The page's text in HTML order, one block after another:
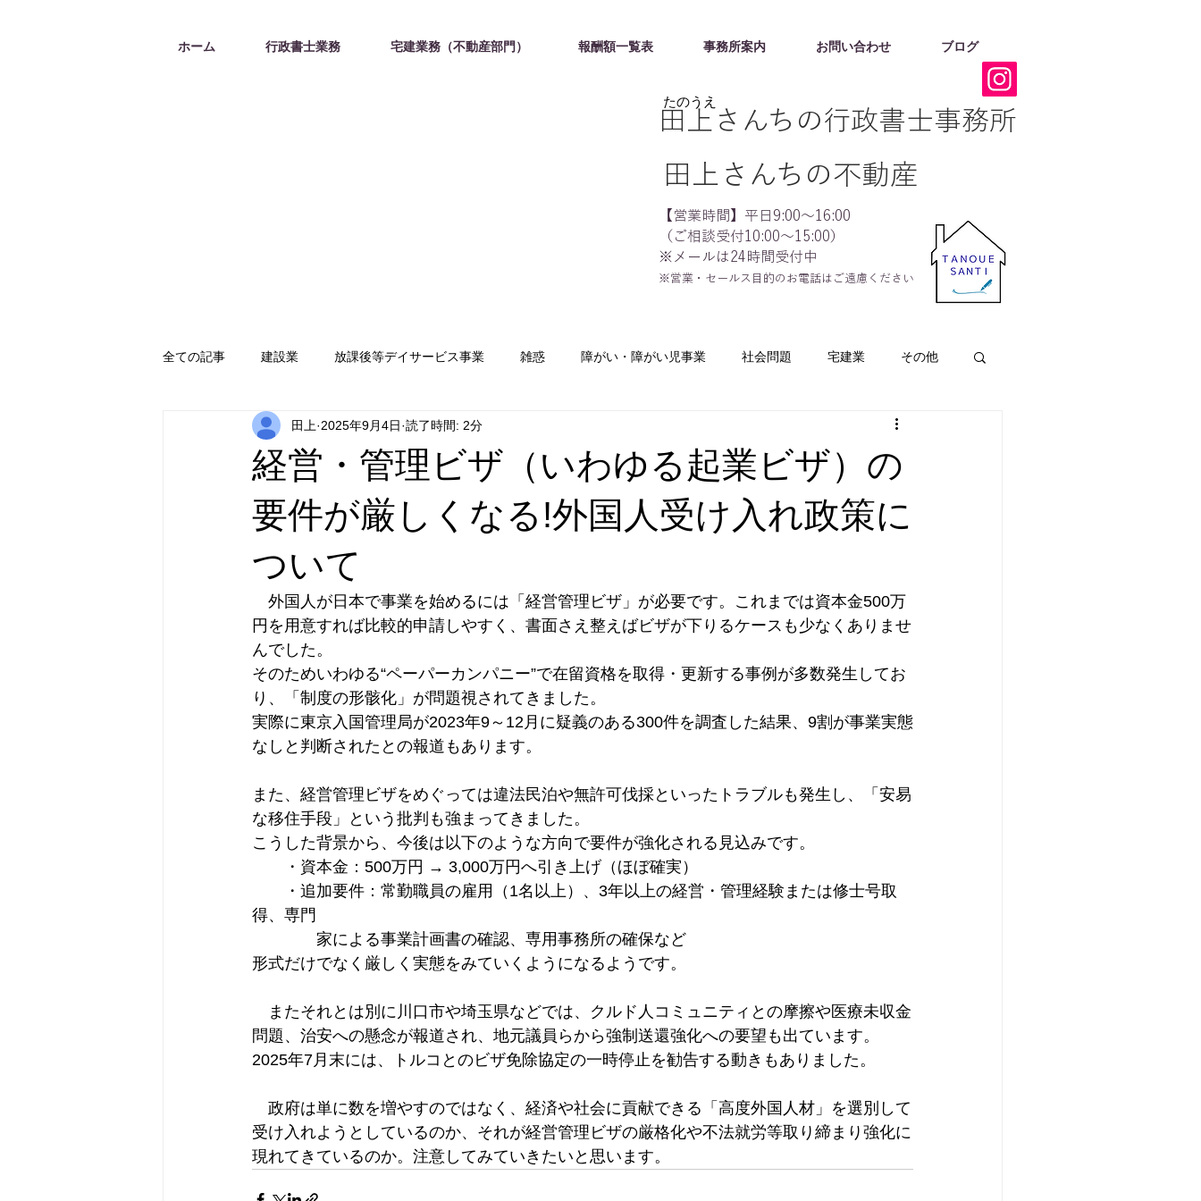
ホーム 行政書士業務 宅建業務（不動産部門） 報酬額一覧表 事務所案内 お問い合わせ ブログ
田上さんちの行政書士事務所
たのうえ
全ての記事 建設業 放課後等デイサービス事業 雑惑 障がい・障がい児事業 社会問題 宅建業 その他
経営・管理ビザ（いわゆる起業ビザ）の
要件が厳しくなる!外国人受け入れ政策に
ついて
田上 2025年9月4日 読了時間: 2分
外国人が日本で事業を始めるには「経営管理ビザ」が必要です。これまでは資本金500万
円を用意すれば比較的申請しやすく、書面さえ整えばビザが下りるケースも少なくありませ
んでした。
そのためいわゆる“ペーパーカンパニー”で在留資格を取得・更新する事例が多数発生してお
り、「制度の形骸化」が問題視されてきました。
実際に東京入国管理局が2023年9～12月に疑義のある300件を調査した結果、9割が事業実態
なしと判断されたとの報道もあります。
また、経営管理ビザをめぐっては違法民泊や無許可伐採といったトラブルも発生し、「安易
な移住手段」という批判も強まってきました。
こうした背景から、今後は以下のような方向で要件が強化される見込みです。
・資本金：500万円 → 3,000万円へ引き上げ（ほぼ確実）
・追加要件：常勤職員の雇用（1名以上）、3年以上の経営・管理経験または修士号取
得、専門
家による事業計画書の確認、専用事務所の確保など
形式だけでなく厳しく実態をみていくようになるようです。
またそれとは別に川口市や埼玉県などでは、クルド人コミュニティとの摩擦や医療未収金
問題、治安への懸念が報道され、地元議員らから強制送還強化への要望も出ています。
2025年7月末には、トルコとのビザ免除協定の一時停止を勧告する動きもありました。
政府は単に数を増やすのではなく、経済や社会に貢献できる「高度外国人材」を選別して
受け入れようとしているのか、それが経営管理ビザの厳格化や不法就労等取り締まり強化に
現れてきているのか。注意してみていきたいと思います。
田上さんちの不動産
【営業時間】平日9:00～16:00
（ご相談受付10:00～15:00）
※メールは24時間受付中
※営業・セールス目的のお電話はご遠慮ください